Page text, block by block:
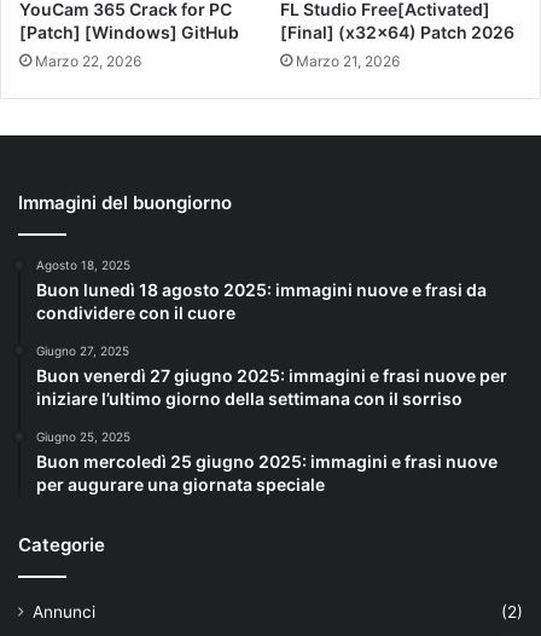
YouCam 365 Crack for PC
[Patch] [Windows] GitHub
Marzo 22, 2026
FL Studio Free[Activated]
[Final] (x32x64) Patch 2026
Marzo 21, 2026
Immagini del buongiorno
Agosto 18, 2025
Buon lunedì 18 agosto 2025: immagini nuove e frasi da
condividere con il cuore
Giugno 27, 2025
Buon venerdì 27 giugno 2025: immagini e frasi nuove per
iniziare l’ultimo giorno della settimana con il sorriso
Giugno 25, 2025
Buon mercoledì 25 giugno 2025: immagini e frasi nuove
per augurare una giornata speciale
Categorie
Annunci
(2)